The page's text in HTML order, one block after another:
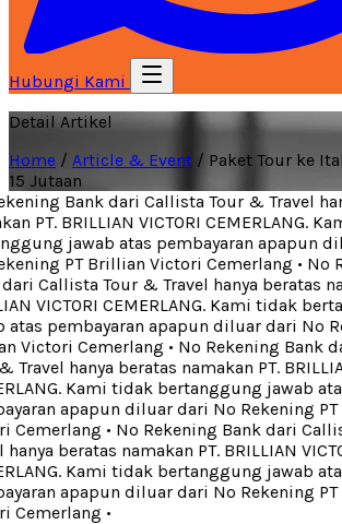
Hubungi Kami
Detail Artikel
Home / Article & Event / Paket Tour ke
15 Jutaan
Bank dari Callista Tour & Travel
PT. BRILLIAN VICTORI CEMERLANG.
jawab atas pembayaran apapun
PT Brillian Victori Cemerlang• No
Callista Tour & Travel hanya beratas
VICTORI CEMERLANG. Kami tidak
pembayaran apapun diluar dari No
Victori Cemerlang• No Rekening Bank
Travel hanya beratas namakan PT.
Kami tidak bertanggung jawab atas
apapun diluar dari No Rekening PT
Cemerlang• No Rekening Bank dari
beratas namakan PT. BRILLIAN
Kami tidak bertanggung jawab atas
apapun diluar dari No Rekening PT
Cemerlang•